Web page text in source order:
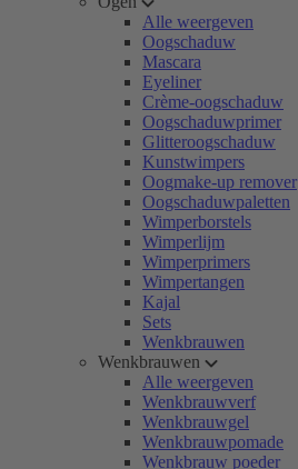
Alle weergeven
Oogschaduw
Mascara
Eyeliner
Crème-oogschaduw
Oogschaduwprimer
Glitteroogschaduw
Kunstwimpers
Oogmake-up remover
Oogschaduwpaletten
Wimperborstels
Wimperlijm
Wimperprimers
Wimpertangen
Kajal
Sets
Wenkbrauwen
Wenkbrauwen
Alle weergeven
Wenkbrauwverf
Wenkbrauwgel
Wenkbrauwpomade
Wenkbrauw poeder